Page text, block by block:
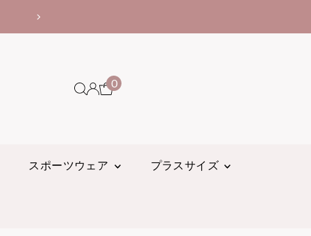
0
スポーツウェア プラスサイズ